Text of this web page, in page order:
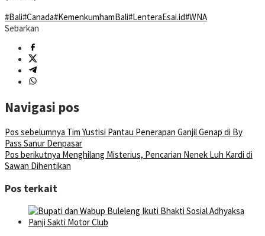
#Bali#Canada#KemenkumhamBali#LenteraEsai.id#WNA
Sebarkan
Navigasi pos
Pos sebelumnya Tim Yustisi Pantau Penerapan Ganjil Genap di By
Pass Sanur Denpasar
Pos berikutnya Menghilang Misterius, Pencarian Nenek Luh Kardi di
Sawan Dihentikan
Pos terkait